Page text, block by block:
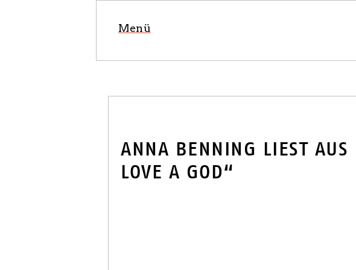
Menü
ANNA BENNING LIEST AUS
LOVE A GOD“